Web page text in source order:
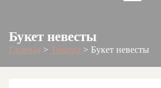
Букет невесты
Главная > Товары > Букет невесты